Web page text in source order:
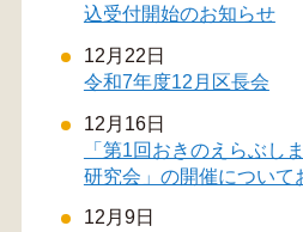
込受付開始のお知らせ
12月22日
令和7年度12月区長会
12月16日
「第1回おきのえらぶし
研究会」の開催について
12月9日